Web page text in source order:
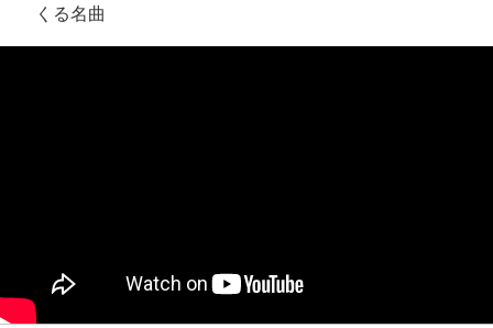
くる名曲